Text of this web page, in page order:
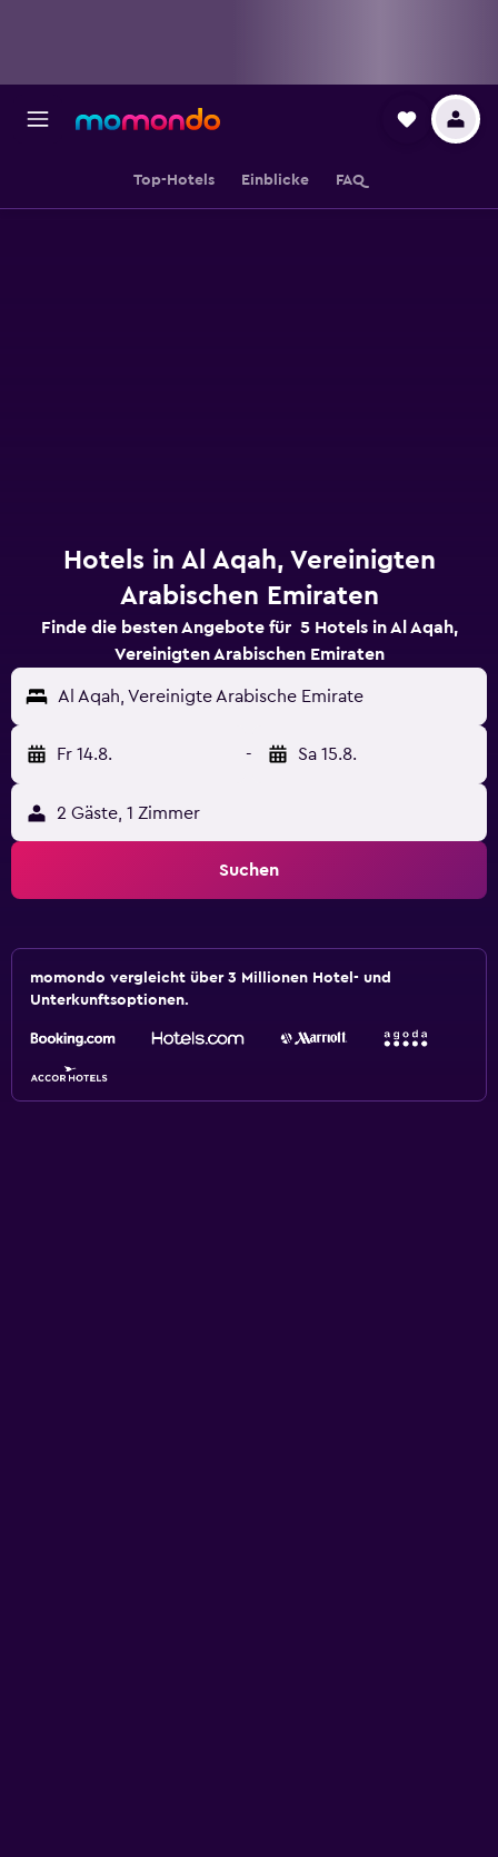
Top-Hotels Einblicke FAQ
Hotels in Al Aqah, Vereinigten
Arabischen Emiraten
Finde die besten Angebote für 5 Hotels in Al Aqah,
Vereinigten Arabischen Emiraten
Al Aqah, Vereinigte Arabische Emirate
Fr 14.8. - Sa 15.8.
2 Gäste, 1 Zimmer
Suchen
momondo vergleicht über 3 Millionen Hotel- und
Unterkunftsoptionen.